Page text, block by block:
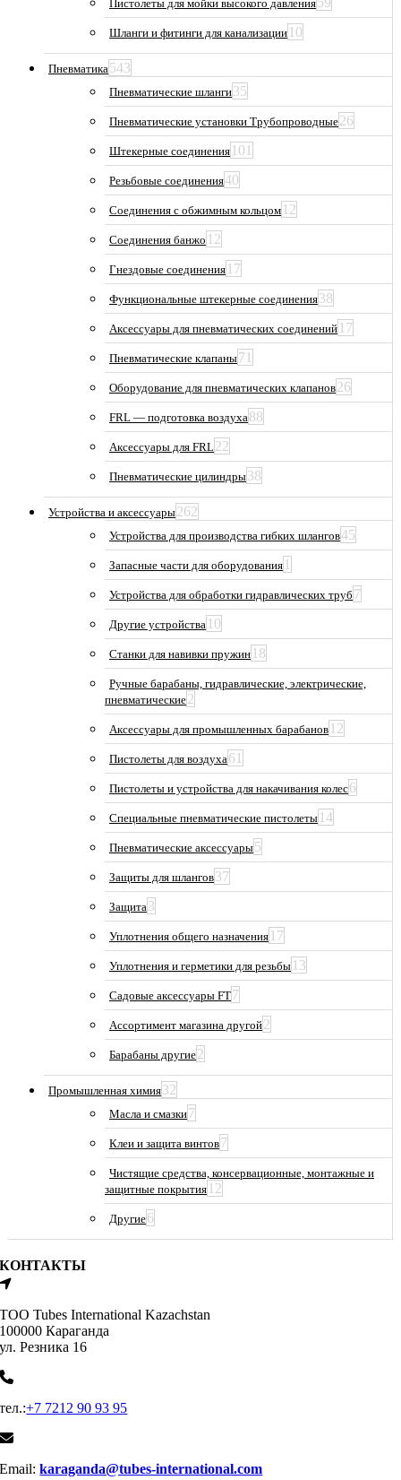
Пистолеты для мойки высокого давления
Шланги и фитинги для канализации 10
Пневматика543
Пневматические шланги35
Пневматические установки Трубопроводные26
Штекерные соединения 101
Резьбовые соединения40
Соединения с обжимным кольцом 12
Соединения банжо 12
Гнездовые соединения 17
Функциональные штекерные соединения38
Аксессуары для пневматических соединений 17
Пневматические клапаны71
Оборудование для пневматических клапанов26
FRL — подготовка воздуха88
Аксессуары для FRL22
Пневматические цилиндры38
Устройства и аксессуары262
Устройства для производства гибких шлангов45
Запасные части для оборудования 1
Устройства для обработки гидравлических труб 7
Другие устройства 10
Станки для навивки пружин 18
Ручные барабаны, гидравлические, электрические,
пневматические2
Аксессуары для промышленных барабанов 12
Пистолеты для воздуха61
Пистолеты и устройства для накачивания колес6
Специальные пневматические пистолеты 14
Пневматические аксессуары5
Защиты для шлангов37
Защита3
Уплотнения общего назначения 17
Уплотнения и герметики для резьбы 13
Садовые аксессуары FT7
Ассортимент магазина другой2
Барабаны другие2
Промышленная химия32
Масла и смазки7
Клеи и защита винтов7
Чистящие средства, консервационные, монтажные и
защитные покрытия 12
Другие6
КОНТАКТЫ
ТОО Tubes International Kazachstan
100000 Караганда
ул. Резника 16
тел.:+7 7212 90 93 95
Email:karaganda@tubes-international.com